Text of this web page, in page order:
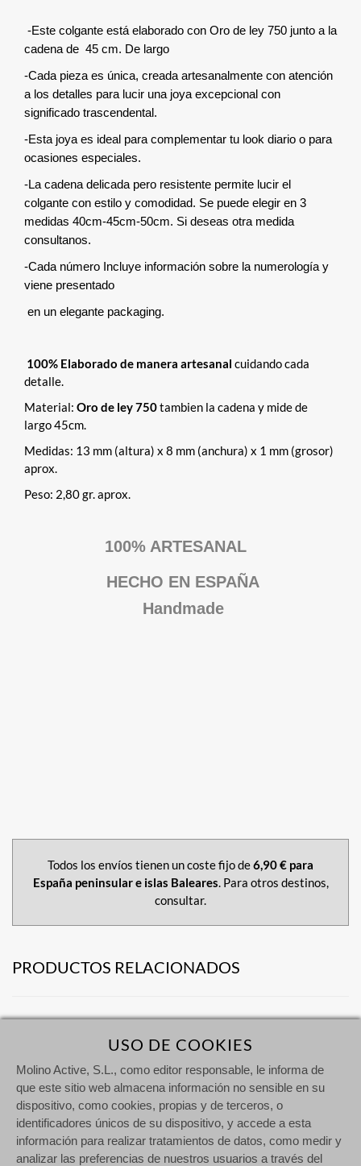
-Este colgante está elaborado con Oro de ley 750 junto a la
cadena de 45 cm. De largo
-Cada pieza es única, creada artesanalmente con atención
a los detalles para lucir una joya excepcional con
significado trascendental.
-Esta joya es ideal para complementar tu look diario o para
ocasiones especiales.
-La cadena delicada pero resistente permite lucir el
colgante con estilo y comodidad. Se puede elegir en 3
medidas 40cm-45cm-50cm. Si deseas otra medida
consultanos.
-Cada número Incluye información sobre la numerología y
viene presentado
en un elegante packaging.
100% Elaborado de manera artesanal cuidando cada
detalle.
Material: Oro de ley 750tambien la cadena y mide de
largo 45cm.
Medidas: 13 mm (altura) x 8 mm (anchura) x 1 mm (grosor)
aprox.
Peso: 2,80 gr. aprox.
100% ARTESANAL
HECHO EN ESPAÑA
Handmade
Todos los envíos tienen un coste fijo de6,90 € para
España peninsular e islas Baleares. Para otros destinos,
consultar.
PRODUCTOS RELACIONADOS
USO DE COOKIES
Molino Active, S.L., como editor responsable, le informa de
que este sitio web almacena información no sensible en su
dispositivo, como cookies, propias y de terceros, o
identificadores únicos de su dispositivo, y accede a esta
información para realizar tratamientos de datos, como medir y
analizar las preferencias de nuestros usuarios a través del